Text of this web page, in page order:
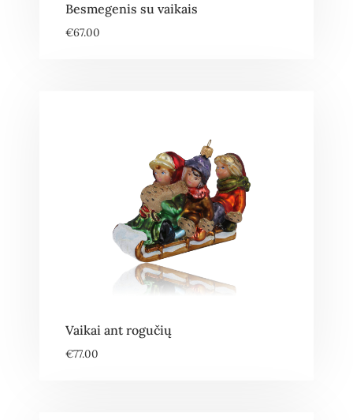
Besmegenis su vaikais
€67.00
Vaikai ant rogučių
€77.00